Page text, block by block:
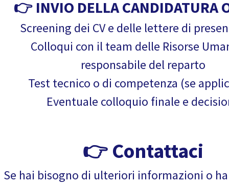
👉 INVIO DELLA CANDIDATURA
Screening dei CV e delle lettere di
Colloqui con il team delle Risorse
responsabile del reparto
Test tecnico o di competenza (se
Eventuale colloquio finale e
👉 Contattaci
Se hai bisogno di ulteriori informazioni o